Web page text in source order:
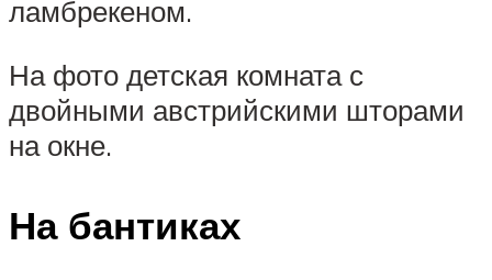
ламбрекеном.
На фото детская комната с
двойными австрийскими шторами
на окне.
На бантиках